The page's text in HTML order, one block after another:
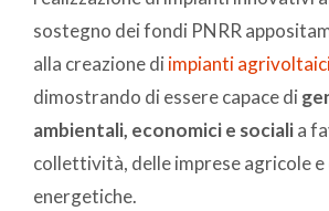
sostegno dei fondi PNRR
alla creazione di impianti
dimostrando di essere capace di
ambientali, economici e socialia
collettività, delle imprese agricole e
energetiche.